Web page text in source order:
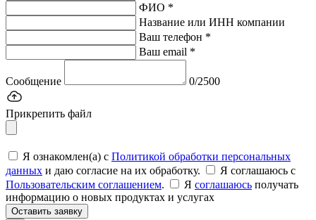
ФИО *
Название или ИНН компании
Ваш телефон *
Ваш email *
Сообщение 0/2500
Прикрепить файл
Я ознакомлен(а) с Политикой обработки персональных
данных и даю согласие на их обработку.
Я соглашаюсь c
Пользовательским соглашением. Я соглашаюсь получать
информацию о новых продуктах и услугах
Оставить заявку